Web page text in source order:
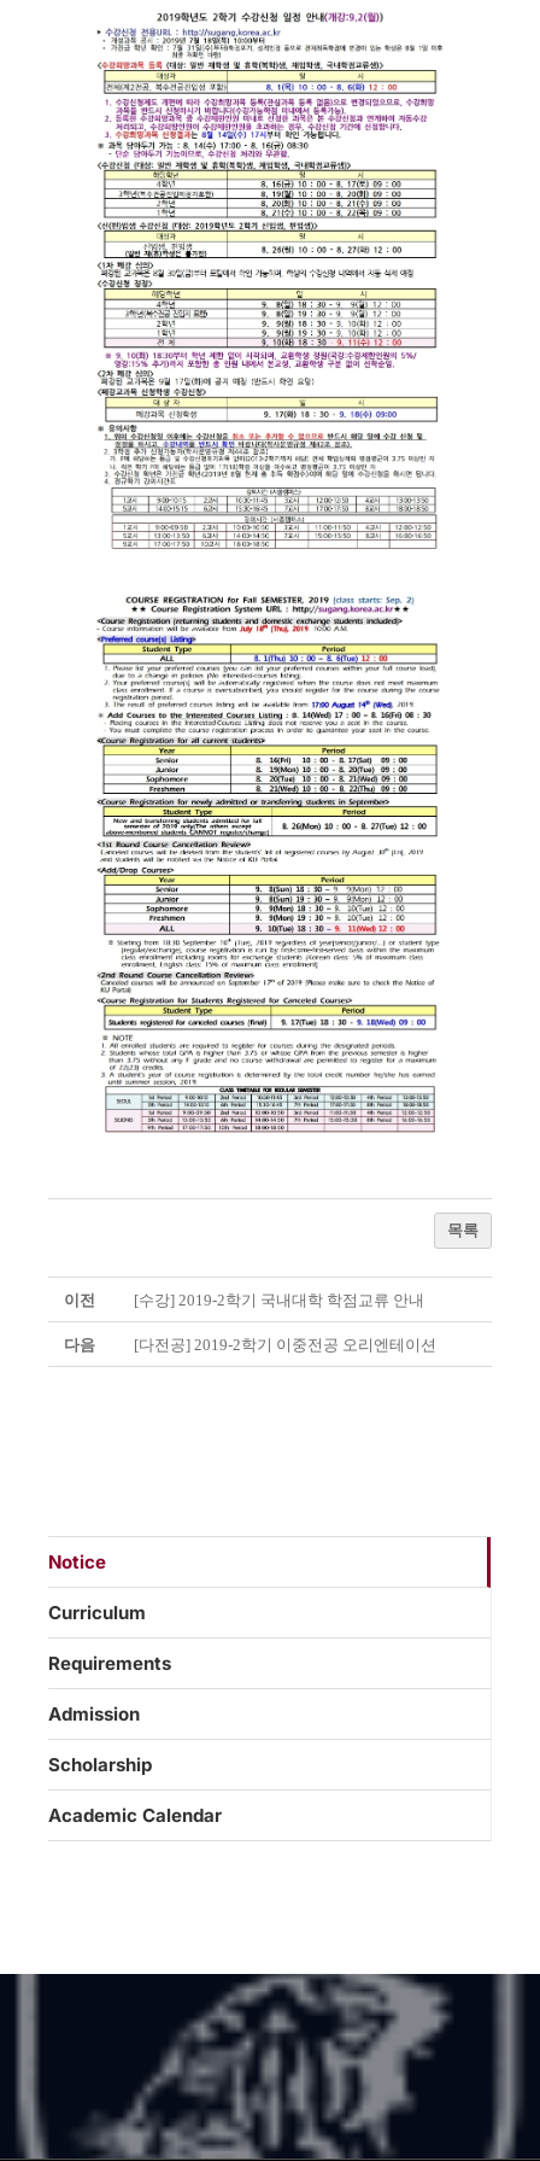
목록
이전 [수강] 2019-2학기 국내대학 학점교류 안내
다음 [다전공] 2019-2학기 이중전공 오리엔테이션
Notice
Curriculum
Requirements
Admission
Scholarship
Academic Calendar